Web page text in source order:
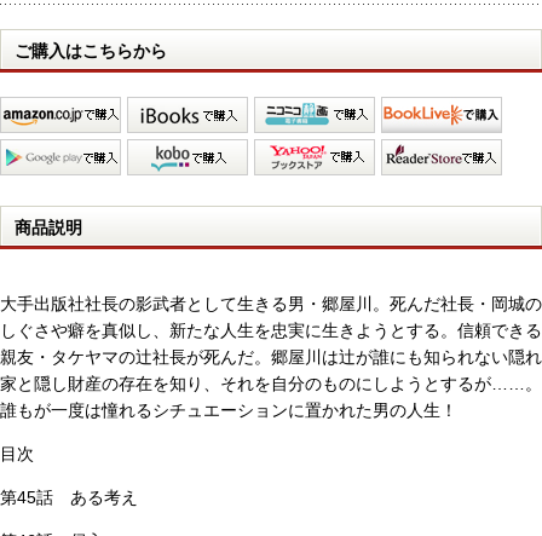
ご購入はこちらから
商品説明
大手出版社社長の影武者として生きる男・郷屋川。死んだ社長・岡城の
しぐさや癖を真似し、新たな人生を忠実に生きようとする。信頼できる
親友・タケヤマの辻社長が死んだ。郷屋川は辻が誰にも知られない隠れ
家と隠し財産の存在を知り、それを自分のものにしようとするが……。
誰もが一度は憧れるシチュエーションに置かれた男の人生！
目次
第45話 ある考え